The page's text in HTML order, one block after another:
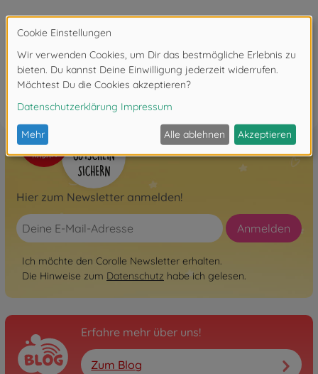
Bewertungen (1)
FAQ (1)
Hier zum Newsletter anmelden!
Anmelden
Ich möchte den Corolle Newsletter erhalten.
Die Hinweise zum Datenschutz habe ich gelesen.
Erfahre mehr über uns!
Zum Blog